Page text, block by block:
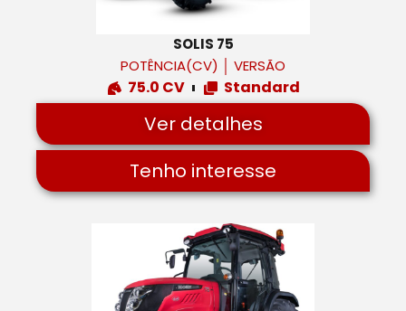
SOLIS 75
POTÊNCIA(CV)
VERSÃO
75.0 CV Standard
Ver detalhes
Tenho interesse